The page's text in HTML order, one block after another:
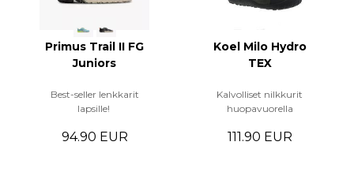
Primus Trail II FG
Juniors
Best-seller lenkkarit
lapsille!
94.90 EUR
Koel Milo Hydro
TEX
Kalvolliset nilkkurit
huopavuorella
111.90 EUR